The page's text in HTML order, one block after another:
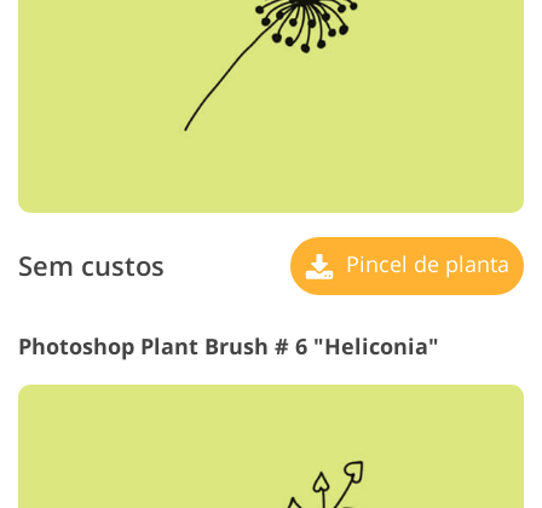
Sem custos Pincel de planta
Photoshop Plant Brush # 6 "Heliconia"